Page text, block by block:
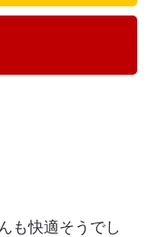
も快適そうでし